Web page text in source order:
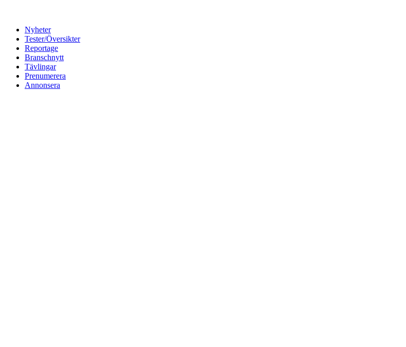
Nyheter
Tester/Översikter
Reportage
Branschnytt
Tävlingar
Prenumerera
Annonsera